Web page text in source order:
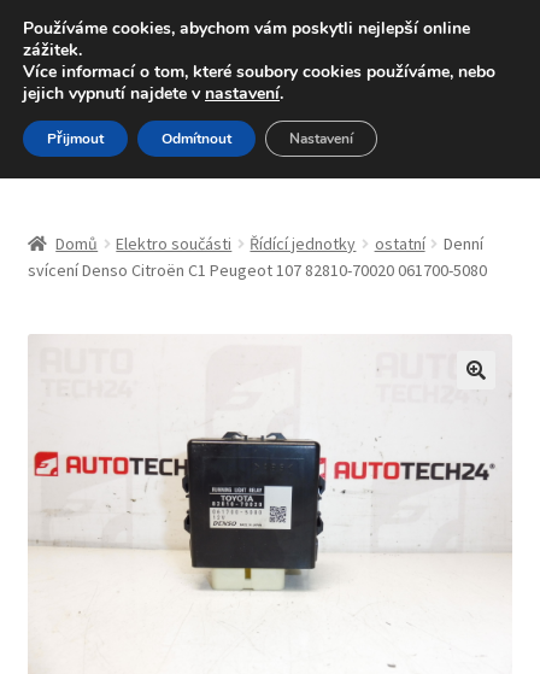
DOPRAVA od 139,-Kč
Volejte po-pá 9-16 704 494 494
Přeskočit
na
navigaci
Přejít
k
obsahu
Blog
Doprava
Kontakt
Košík
Domů Elektro součásti Řídící jednotky ostatní
Denní
svícení Denso Citroën C1 Peugeot 107 82810-70020 061700-5080
Používáme cookies, abychom vám poskytli nejlepší online
zážitek.
Více informací o tom, které soubory cookies používáme, nebo
jejich vypnutí najdete v nastavení.
Přijmout Odmítnout Nastavení